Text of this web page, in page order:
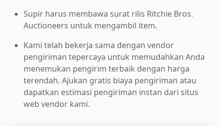
Supir harus membawa surat rilis Ritchie Bros.
Auctioneers untuk mengambil item.
Kami telah bekerja sama dengan vendor
pengiriman tepercaya untuk memudahkan Anda
menemukan pengirim terbaik dengan harga
terendah. Ajukan gratis biaya pengiriman atau
dapatkan estimasi pengiriman instan dari situs
web vendor kami.